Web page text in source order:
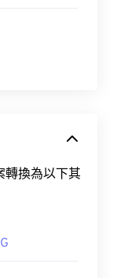
轉換為以下其